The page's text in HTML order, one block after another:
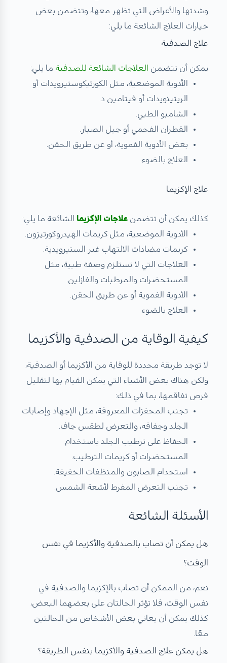
وشدتها والأعراض التي تظهر معها، وتتضمن بعض
خيارات العلاج الشائعة ما يلي:
علاج الصدفية
يمكن أن تتضمن العلاجات الشائعة للصدفية ما يلي:
الأدوية الموضعية، مثل الكورتيكوستيرويدات أو
الريتينويدات أو فيتامين د.
الشامبو الطبي.
القطران الفحمي أو جيل الصبار.
بعض الأدوية الفموية، أو عن طريق الحقن.
العلاج بالضوء.
علاج الإكزيما
كذلك يمكن أن تتضمن علاجات الإكزيما الشائعة ما يلي:
الأدوية الموضعية، مثل كريمات الهيدروكورتيزون.
كريمات مضادات الالتهاب غير الستيرويدية.
العلاجات التي لا تستلزم وصفة طبية، مثل
المستحضرات والمرطبات والفازلين.
الأدوية الفموية أو عن طريق الحقن.
العلاج بالضوء
كيفية الوقاية من الصدفية والأكزيما
لا توجد طريقة محددة للوقاية من الأكزيما أو الصدفية،
ولكن هناك بعض الأشياء التي يمكن القيام بها لتقليل
فرص تفاقمها، بما في ذلك:
تجنب المحفزات المعروفة، مثل الإجهاد وإصابات
الجلد وجفافه، والتعرض لطقس جاف.
الحفاظ على ترطيب الجلد باستخدام
المستحضرات أو كريمات الترطيب.
استخدام الصابون والمنظفات الخفيفة.
تجنب التعرض المفرط لأشعة الشمس.
الأسئلة الشائعة
هل يمكن أن تصاب بالصدفية والأكزيما في نفس
الوقت؟
نعم، من الممكن أن تصاب بالإكزيما والصدفية في
نفس الوقت، فلا تؤثر الحالتان على بعضهما البعض،
كذلك يمكن أن يعاني بعض الأشخاص من الحالتين
معًا.
هل يمكن علاج الصدفية والأكزيما بنفس الطريقة؟